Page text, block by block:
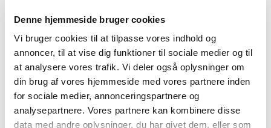
Denne hjemmeside bruger cookies
Vi bruger cookies til at tilpasse vores indhold og
annoncer, til at vise dig funktioner til sociale medier og til
at analysere vores trafik. Vi deler også oplysninger om
din brug af vores hjemmeside med vores partnere inden
for sociale medier, annonceringspartnere og
analysepartnere. Vores partnere kan kombinere disse
data med andre oplysninger, du har givet dem, eller som